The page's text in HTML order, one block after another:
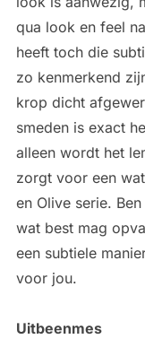
qua look en feel
heeft toch die
zo kenmerkend
krop dicht
smeden is exact
alleen wordt het
zorgt voor een
en Olive serie.
wat best mag
een subtiele
voor jou.
Uitbeenmes